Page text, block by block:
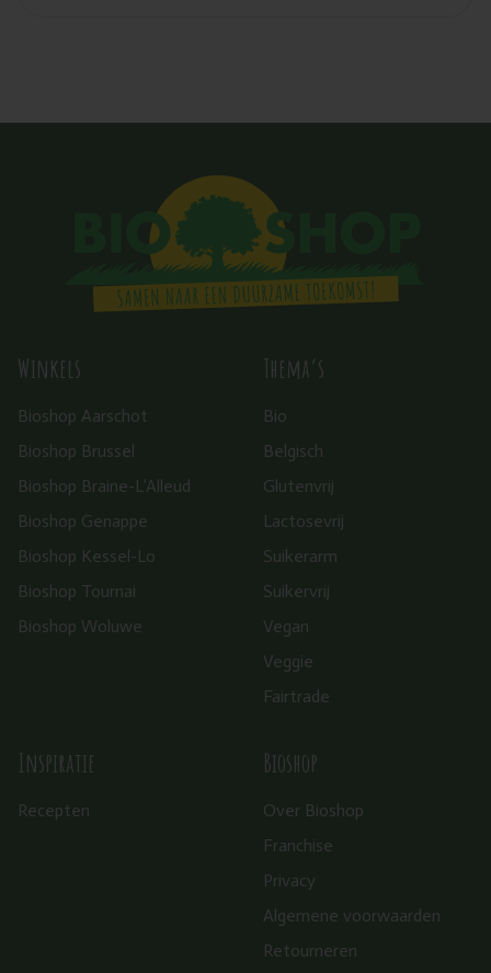
Winkels
Bioshop Aarschot
Bioshop Brussel
Bioshop Braine-L’Alleud
Bioshop Genappe
Bioshop Kessel-Lo
Bioshop Tournai
Bioshop Woluwe
Thema’s
Bio
Belgisch
Glutenvrij
Lactosevrij
Suikerarm
Suikervrij
Vegan
Veggie
Fairtrade
Inspiratie
Recepten
Bioshop
Over Bioshop
Franchise
Privacy
Algemene voorwaarden
Retourneren